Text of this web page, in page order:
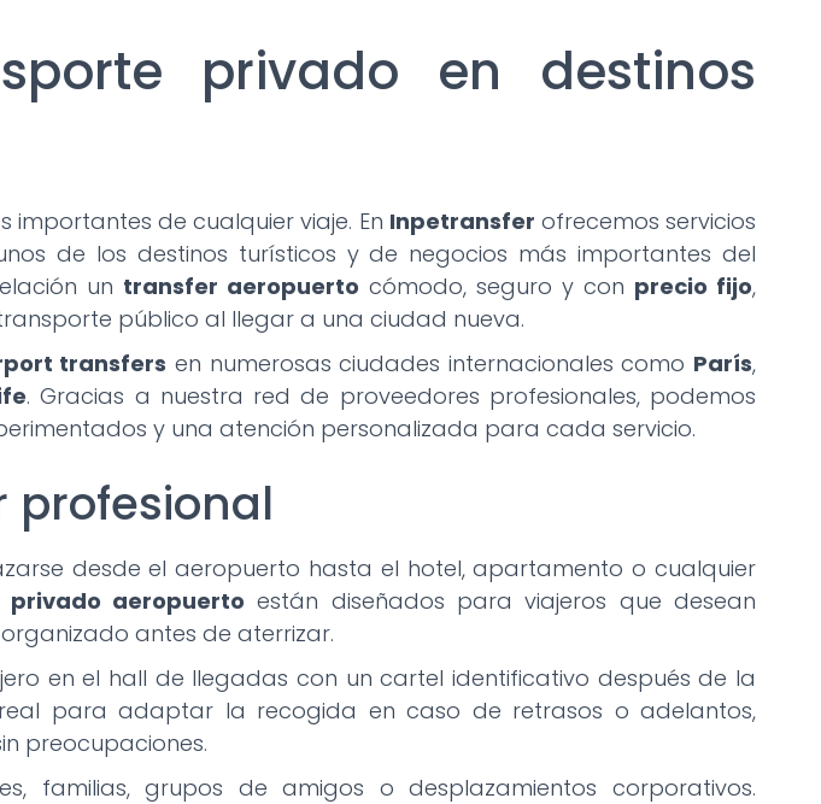
privado en destinos
de cualquier viaje. En Inpetransfer ofrecemos servicios
de los destinos turísticos y de negocios más importantes del
un transfer aeropuerto cómodo, seguro y con precio fijo,
público al llegar a una ciudad nueva.
transfers en numerosas ciudades internacionales como París,
. Gracias a nuestra red de proveedores profesionales, podemos
y una atención personalizada para cada servicio.
profesional
desde el aeropuerto hasta el hotel, apartamento o cualquier
privado aeropuerto están diseñados para viajeros que desean
antes de aterrizar.
en el hall de llegadas con un cartel identificativo después de la
para adaptar la recogida en caso de retrasos o adelantos,
preocupaciones.
familias, grupos de amigos o desplazamientos corporativos.